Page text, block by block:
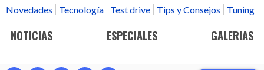
Novedades
Tecnología Test drive Tips y Consejos Tuning
NOTICIAS ESPECIALES GALERIAS